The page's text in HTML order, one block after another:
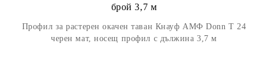
брой 3,7 м
Профил за растерен окачен таван Кнауф АМФ Donn Т 24
черен мат, носещ профил с дължина 3,7 м